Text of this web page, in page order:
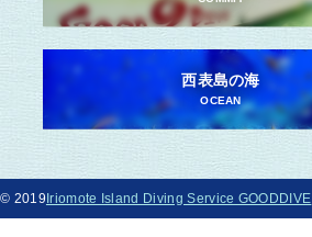
西表島の海
OCEAN
© 2019Iriomote Island Diving Service GOODDIVE